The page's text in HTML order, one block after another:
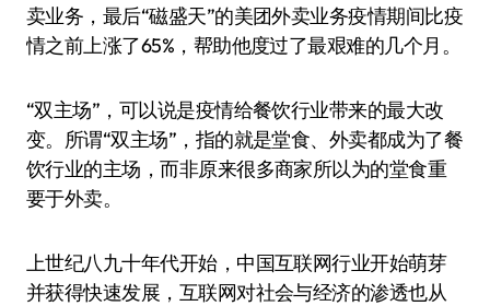
卖业务，最后“磁盛天”的美团外卖业务疫情期间比疫
情之前上涨了65%，帮助他度过了最艰难的几个月。
“双主场”，可以说是疫情给餐饮行业带来的最大改
变。所谓“双主场”，指的就是堂食、外卖都成为了餐
饮行业的主场，而非原来很多商家所以为的堂食重
要于外卖。
上世纪八九十年代开始，中国互联网行业开始萌芽
并获得快速发展，互联网对社会与经济的渗透也从